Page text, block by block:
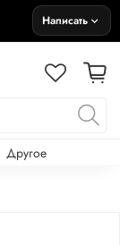
Написать
Другое